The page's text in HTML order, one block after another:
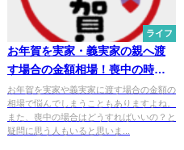
ライフ
お年賀を実家・義実家の親へ渡
す場合の金額相場！喪中の時は
どうすべき？
お年賀を実家や義実家に渡す場合の金額の
相場で悩んでしまうこともありますよね。
また、喪中の場合はどうすればいいの？と
疑問に思う人もいると思いま...